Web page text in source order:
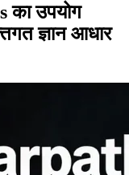
उपयोग
ज्ञान आधार